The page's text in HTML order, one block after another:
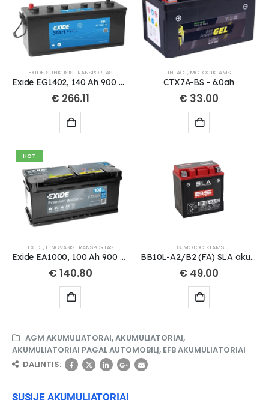
EXIDE, SUNKUSIS TRANSPORTAS
Exide EG1402, 140 Ah 900 A EN 12V
€ 266.11
INTACT, MOTOCIKLAMS
CTX7A-BS - 6.0ah
€ 33.00
HOT
EXIDE, LENGVASIS TRANSPORTAS
Exide EA1000, 100 Ah 900 A EN 12V
€ 140.80
BS, MOTOCIKLAMS
BB10L-A2/B2 (FA) SLA akumuliatorius
€ 49.00
AGM AKUMULIATORAI,AKUMULIATORIAI,
AKUMULIATORIAI PAGAL AUTOMOBILĮ, EFB AKUMULIATORIAI
DALINTIS:
SUSIJĘ AKUMULIATORIAI